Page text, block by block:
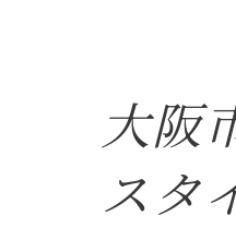
大阪
スタ